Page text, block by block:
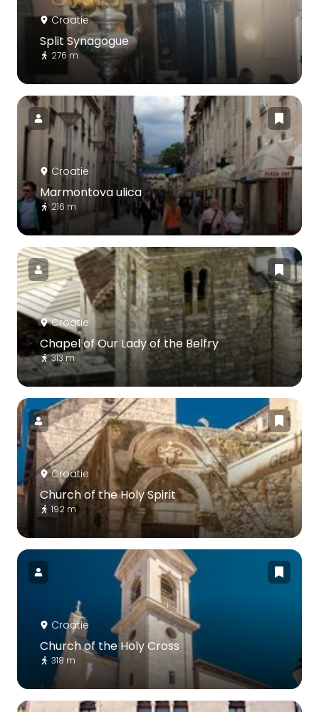
Croatie
Split Synagogue
276 m
Croatie
Marmontova ulica
216 m
Croatie
Chapel of Our Lady of the Belfry
313 m
Croatie
Church of the Holy Spirit
192 m
Croatie
Church of the Holy Cross
318 m